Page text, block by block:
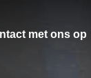
met ons op